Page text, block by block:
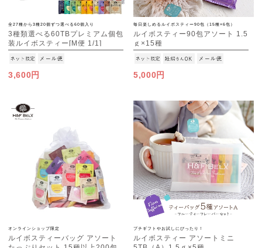
全27種から3種20個ずつ選べる60個入り
3種類選べる60TBプレミアム個包
装ルイボスティー[M便 1/1]
3,600円
毎日楽しめるルイボスティー90包（15種×6包）
ルイボスティー90包アソート 1.5
ｇ×15種
[M便 1/1]
5,000円
オンラインショップ限定
ルイボスティーバッグ アソート
プチギフトやお試しにぴったり！
ルイボスティー アソートミニ